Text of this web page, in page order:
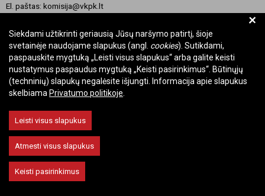
El. paštas: komisija@vkpk.lt
© 2026 Valstybinė kultūros paveldo komisija. Visos teisės saugomos.
Keisti slapukų nustatymus
+
Siekdami užtikrinti geriausią Jūsų naršymo patirtį, šioje
svetainėje naudojame slapukus (angl. cookies). Sutikdami,
paspauskite mygtuką „Leisti visus slapukus“ arba galite keisti
nustatymus paspaudus mygtuką „Keisti pasirinkimus“. Būtinųjų
(techninių) slapukų negalėsite išjungti. Informacija apie slapukus
skelbiama Privatumo politikoje
Leisti visus slapukus
Atmesti visus slapukus
Keisti pasirinkimus